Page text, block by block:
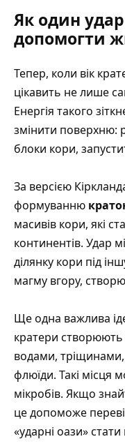
Як один
допомогти
Тепер, коли вік
цікавить не лише
Енергія такого
змінити поверхню:
блоки кори,
За версією
формуванню
масивів кори, які
континентів. Удар
ділянку кори під
магму вгору,
Ще одна важлива
кратери
водами, тріщинами,
флюїди. Такі місця
мікробів. Якщо
це допоможе
«ударні оази»